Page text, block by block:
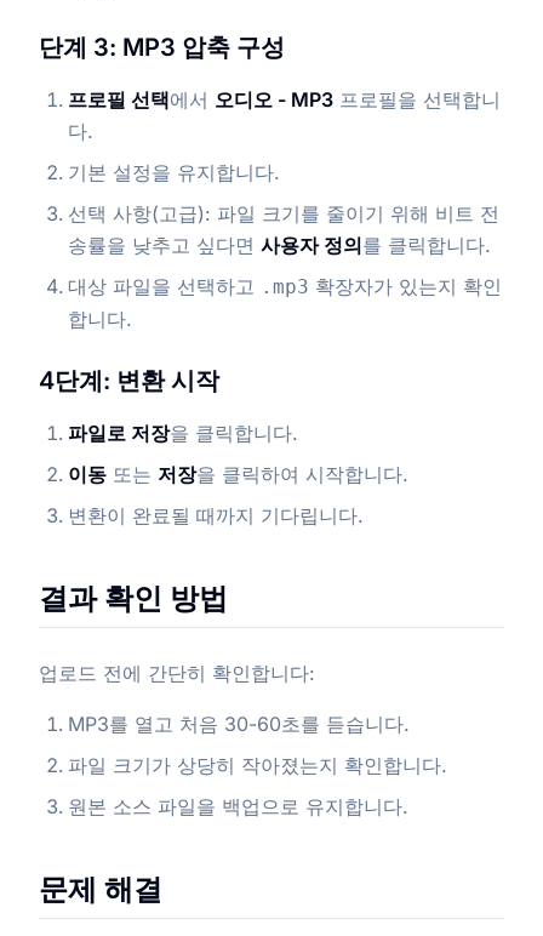
단계 3: MP3 압축 구성
프로필 선택에서 오디오 - MP3 프로필을 선택합니
다.
기본 설정을 유지합니다.
선택 사항(고급): 파일 크기를 줄이기 위해 비트 전
송률을 낮추고 싶다면 사용자 정의를 클릭합니다.
대상 파일을 선택하고 .mp3 확장자가 있는지 확인
합니다.
4단계: 변환 시작
파일로 저장을 클릭합니다.
이동 또는 저장을 클릭하여 시작합니다.
변환이 완료될 때까지 기다립니다.
결과 확인 방법
업로드 전에 간단히 확인합니다:
MP3를 열고 처음 30-60초를 듣습니다.
파일 크기가 상당히 작아졌는지 확인합니다.
원본 소스 파일을 백업으로 유지합니다.
문제 해결